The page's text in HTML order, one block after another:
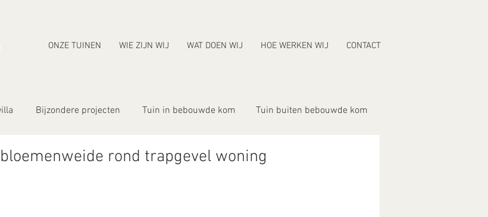
ONZE TUINEN WIE ZIJN WIJ WAT DOEN WIJ HOE WERKEN WIJ CONTACT
Bijzondere projecten Tuin in bebouwde kom Tuin buiten bebouwde kom
rond trapgevel woning